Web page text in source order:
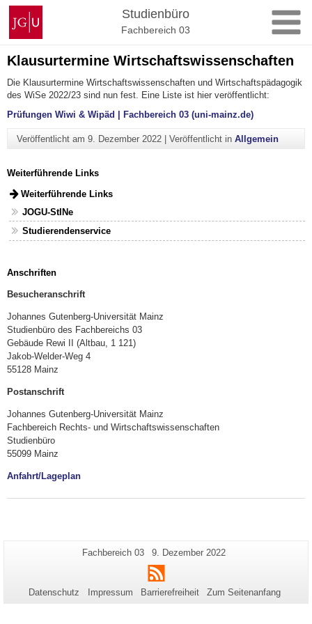
Zum
Inhalt
springen
Johannes
Gutenberg-
Universität
Mainz
Studienbüro
Fachbereich 03
Klausurtermine Wirtschaftswissenschaften
Die Klausurtermine Wirtschaftswissenschaften und Wirtschaftspädagogik
des WiSe 2022/23 sind nun fest. Eine Liste ist hier veröffentlicht:
Prüfungen Wiwi & Wipäd | Fachbereich 03 (uni-mainz.de)
Veröffentlicht am 9. Dezember 2022| Veröffentlicht in Allgemein
Weiterführende Links
Weiterführende Links
JOGU-StINe
Studierendenservice
Anschriften
Besucheranschrift
Johannes Gutenberg-Universität Mainz
Studienbüro des Fachbereichs 03
Gebäude Rewi II (Altbau, 1 121)
Jakob-Welder-Weg 4
55128 Mainz
Postanschrift
Johannes Gutenberg-Universität Mainz
Fachbereich Rechts- und Wirtschaftswissenschaften
Studienbüro
55099 Mainz
Anfahrt/Lageplan
Zusätzliche
Informationen
zu
dieser
Seiten-
Fachbereich 03
Letzte
Aktualisierung:
9. Dezember 2022
RSS
Datenschutz Impressum Barrierefreiheit Zum Seitenanfang